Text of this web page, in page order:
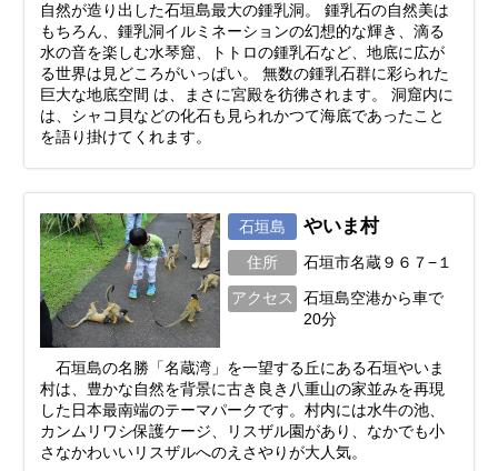
自然が造り出した石垣島最大の鍾乳洞。 鍾乳石の自然美は
もちろん、鍾乳洞イルミネーションの幻想的な輝き、滴る
水の音を楽しむ水琴窟、トトロの鍾乳石など、地底に広が
る世界は見どころがいっぱい。 無数の鍾乳石群に彩られた
巨大な地底空間 は、まさに宮殿を彷彿されます。 洞窟内に
は、シャコ貝などの化石も見られかつて海底であったこと
を語り掛けてくれます。
石垣島 やいま村
住所 石垣市名蔵９６７−１
アクセス
石垣島空港から車で
20分
石垣島の名勝「名蔵湾」を一望する丘にある石垣やいま
村は、豊かな自然を背景に古き良き八重山の家並みを再現
した日本最南端のテーマパークです。村内には水牛の池、
カンムリワシ保護ケージ、リスザル園があり、なかでも小
さなかわいいリスザルへのえさやりが大人気。